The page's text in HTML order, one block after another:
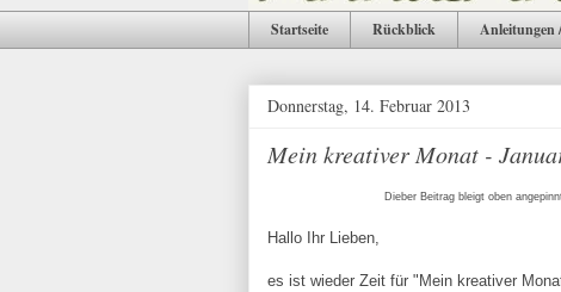
Startseite Rückblick Anleitungen
Donnerstag, 14. Februar 2013
Mein kreativer Monat -
Dieber Beitrag bleigt oben
Hallo Ihr Lieben,
es ist wieder Zeit für "Mein kreativer